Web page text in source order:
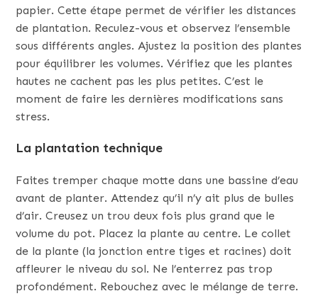
papier. Cette étape permet de vérifier les distances
de plantation. Reculez-vous et observez l’ensemble
sous différents angles. Ajustez la position des plantes
pour équilibrer les volumes. Vérifiez que les plantes
hautes ne cachent pas les plus petites. C’est le
moment de faire les dernières modifications sans
stress.
La plantation technique
Faites tremper chaque motte dans une bassine d’eau
avant de planter. Attendez qu’il n’y ait plus de bulles
d’air. Creusez un trou deux fois plus grand que le
volume du pot. Placez la plante au centre. Le collet
de la plante (la jonction entre tiges et racines) doit
affleurer le niveau du sol. Ne l’enterrez pas trop
profondément. Rebouchez avec le mélange de terre.